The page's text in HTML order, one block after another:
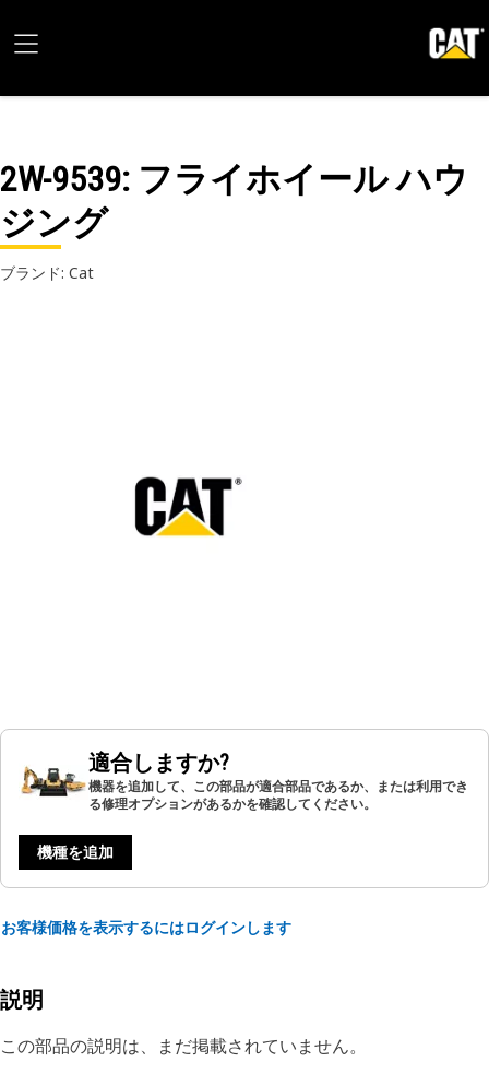
2W-9539: フライホイール ハウ
ジング
ブランド: Cat
適合しますか?
機器を追加して、この部品が適合部品であるか、または利用でき
る修理オプションがあるかを確認してください。
機種を追加
お客様価格を表示するにはログインします
説明
この部品の説明は、まだ掲載されていません。